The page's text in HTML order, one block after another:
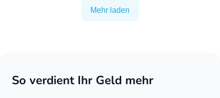
Mehr laden
So verdient Ihr Geld mehr